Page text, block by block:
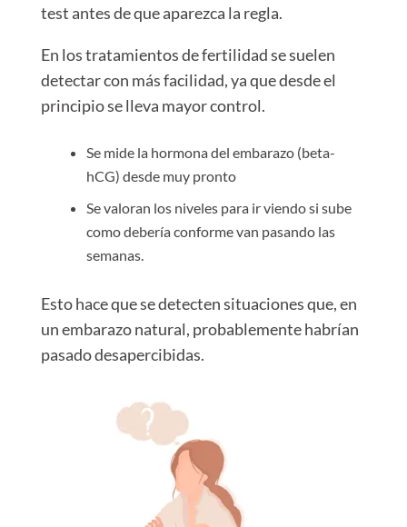
test antes de que aparezca la regla.
En los tratamientos de fertilidad se suelen
detectar con más facilidad, ya que desde el
principio se lleva mayor control.
Se mide la hormona del embarazo (beta-
hCG) desde muy pronto
Se valoran los niveles para ir viendo si sube
como debería conforme van pasando las
semanas.
Esto hace que se detecten situaciones que, en
un embarazo natural, probablemente habrían
pasado desapercibidas.